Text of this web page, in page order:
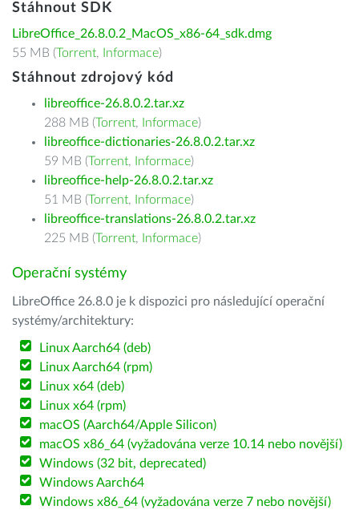
Stáhnout SDK
LibreOffice_26.8.0.2_MacOS_x86-64_sdk.dmg
55 MB (Torrent, Informace)
Stáhnout zdrojový kód
libreoffice-26.8.0.2.tar.xz
288 MB (Torrent, Informace)
libreoffice-dictionaries-26.8.0.2.tar.xz
59 MB (Torrent, Informace)
libreoffice-help-26.8.0.2.tar.xz
51 MB (Torrent, Informace)
libreoffice-translations-26.8.0.2.tar.xz
225 MB (Torrent, Informace)
Operační systémy
LibreOffice 26.8.0 je k dispozici pro následující operační
systémy/architektury:
Linux Aarch64 (deb)
Linux Aarch64 (rpm)
Linux x64 (deb)
Linux x64 (rpm)
macOS (Aarch64/Apple Silicon)
macOS x86_64 (vyžadována verze 10.14 nebo novější)
Windows (32 bit, deprecated)
Windows Aarch64
Windows x86_64 (vyžadována verze 7 nebo novější)